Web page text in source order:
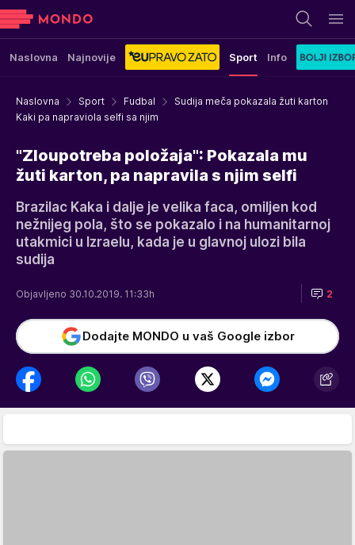
Naslovna Najnovije Sport Info
Naslovna Sport Fudbal
Sudija meča pokazala žuti karton
Kaki pa napraviola selfi sa njim
"Zloupotreba položaja": Pokazala mu
žuti karton, pa napravila s njim selfi
Brazilac Kaka i dalje je velika faca, omiljen kod
nežnijeg pola, što se pokazalo i na humanitarnoj
utakmici u Izraelu, kada je u glavnoj ulozi bila
sudija
Objavljeno 30.10.2019. 11:33h 2
Dodajte MONDO u vaš Google izbor